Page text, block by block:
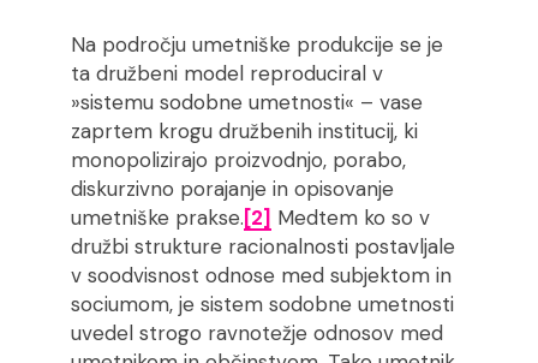
Na področju umetniške produkcije se je
ta družbeni model reproduciral v
»sistemu sodobne umetnosti« – vase
zaprtem krogu družbenih institucij, ki
monopolizirajo proizvodnjo, porabo,
diskurzivno porajanje in opisovanje
umetniške prakse.[2] Medtem ko so v
družbi strukture racionalnosti postavljale
v soodvisnost odnose med subjektom in
sociumom, je sistem sodobne umetnosti
uvedel strogo ravnotežje odnosov med